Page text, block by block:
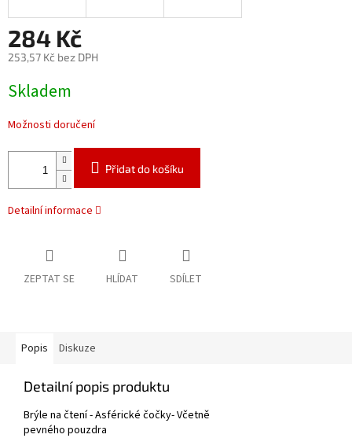
284 Kč
253,57 Kč bez DPH
cena:
Skladem
Možnosti doručení
Přidat do košíku
Detailní informace
ZEPTAT SE HLÍDAT SDÍLET
Popis Diskuze
Detailní popis produktu
Brýle na čtení - Asférické čočky- Včetně
pevného pouzdra